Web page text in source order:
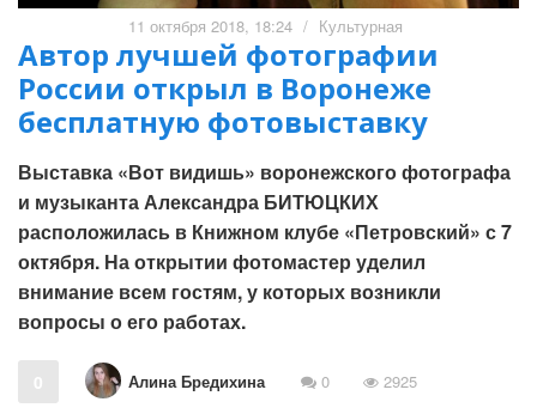
11 октября 2018, 18:24 / Культурная
Автор лучшей фотографии
России открыл в Воронеже
бесплатную фотовыставку
Выставка «Вот видишь» воронежского фотографа
и музыканта Александра БИТЮЦКИХ
расположилась в Книжном клубе «Петровский» с 7
октября. На открытии фотомастер уделил
внимание всем гостям, у которых возникли
вопросы о его работах.
0 Алина Бредихина 0 2925